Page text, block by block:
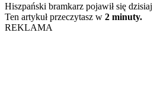
Hiszpański bramkarz pojawił się
Ten artykuł przeczytasz w 2 minuty.
REKLAMA